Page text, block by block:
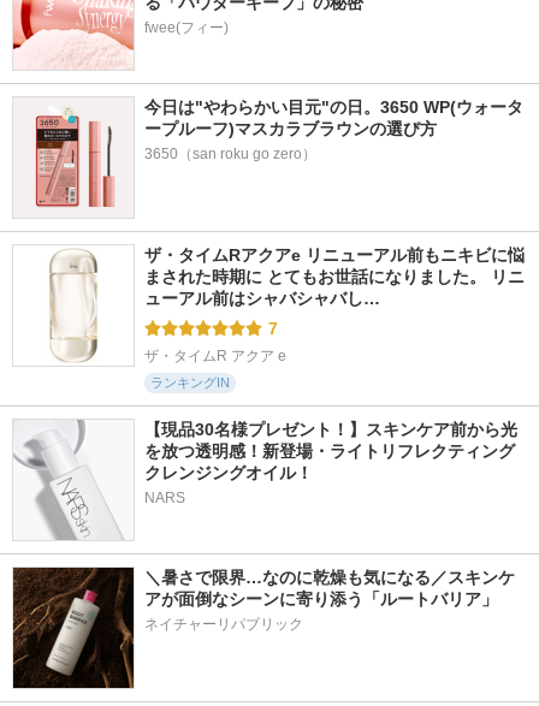
fwee(フィー)
今日は"やわらかい目元"の日。3650 WP(ウォータ
ープルーフ)マスカラブラウンの選び方
3650（san roku go zero）
ザ・タイムRアクアe リニューアル前もニキビに悩
まされた時期に とてもお世話になりました。 リニ
ューアル前はシャバシャバし…
7
ザ・タイムR アクア e
ランキングIN
【現品30名様プレゼント！】スキンケア前から光
を放つ透明感！新登場・ライトリフレクティング
クレンジングオイル！
NARS
＼暑さで限界…なのに乾燥も気になる／スキンケ
アが面倒なシーンに寄り添う「ルートバリア」
ネイチャーリパブリック